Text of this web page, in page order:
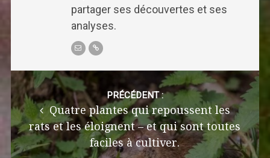
partager ses découvertes et ses
analyses.
Post
navigation
PRÉCÉDENT :
Quatre plantes qui repoussent les
rats et les éloignent – et qui sont toutes
faciles à cultiver.